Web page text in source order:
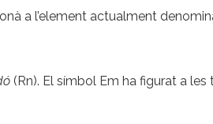
a l’element actualment
(Rn). El símbol Em ha figurat a